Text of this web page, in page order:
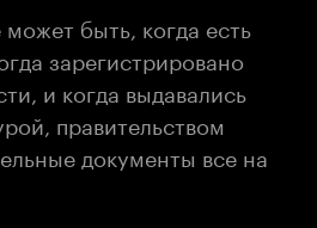
быть, когда есть
зарегистрировано
и когда выдавались
правительством
документы все на